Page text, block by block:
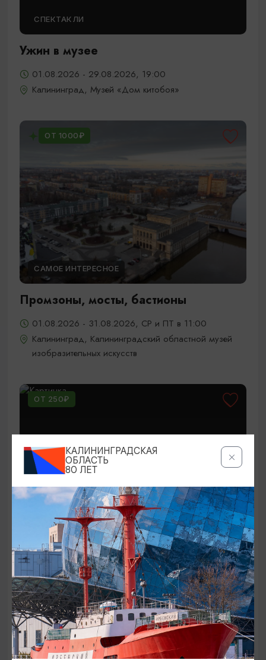
СПЕКТАКЛИ
Ужин в музее
01.08.2026 - 29.08.2026, 19:00
Калининград, Музей «Дом китобоя»
ОТ 1000₽
САМОЕ ИНТЕРЕСНОЕ
Промзоны, мосты, бастионы
01.08.2026 - 31.08.2026, СР и ПТ в 11:00
Калининград, Калининградский областной музей
изобразительных искусств
ОТ 250₽
КОНЦЕРТЫ
Мероприятия в Доме-музее Германа
Брахерта в августе
01.08.2026 - 31.08.2026
Светлогорск, Дом-музей Германа Брахерта
КАЛИНИНГРАДСКАЯ
ОБЛАСТЬ
80 ЛЕТ